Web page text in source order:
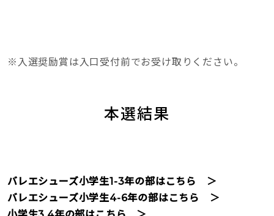
※入選奨励賞は入口受付前でお受け取りください。
本選結果
バレエシューズ小学生1-3年の部はこちら ＞
バレエシューズ小学生4-6年の部はこちら ＞